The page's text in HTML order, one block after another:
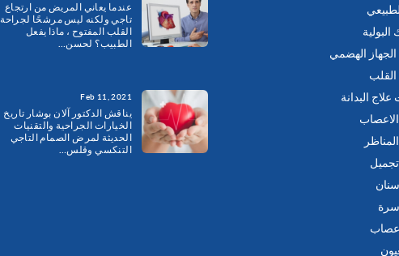
البولية
الهضمي
البدانة
عندما يعاني المريض من ارتجاع
تاجي ولكنه ليس مرشحًا لجراحة
القلب المفتوح ، ماذا يفعل
الطبيب؟ لحسن…
Feb 11, 2021
يناقش الدكتور آلان بوشار تاريخ
الخيارات الجراحية والتقنيات
الحديثة لمرض الصمام التاجي
التنكسي وقلس…